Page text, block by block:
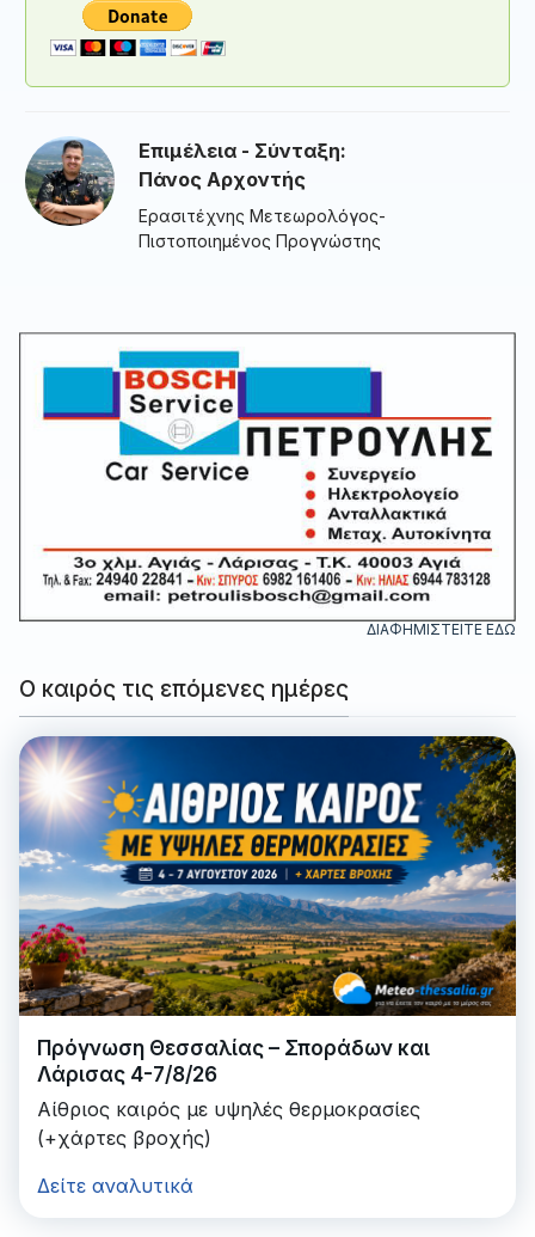
Επιμέλεια - Σύνταξη:
Πάνος Αρχοντής
Ερασιτέχνης Μετεωρολόγος-
Πιστοποιημένος Προγνώστης
ΔΙΑΦΗΜΙΣΤΕΙΤΕ ΕΔΩ
Ο καιρός τις επόμενες ημέρες
Πρόγνωση Θεσσαλίας – Σποράδων και
Λάρισας 4-7/8/26
Αίθριος καιρός με υψηλές θερμοκρασίες
(+χάρτες βροχής)
Δείτε αναλυτικά